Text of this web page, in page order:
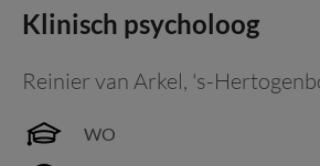
Klinisch psycholoog
Reinier van Arkel, 's-
WO